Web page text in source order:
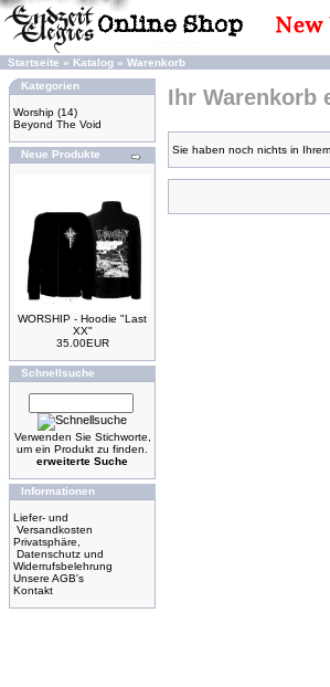
Startseite » Katalog » Warenkorb
Kategorien
Worship (14)
Beyond The Void
Neue Produkte
WORSHIP - Hoodie "Last
XX"
35.00EUR
Schnellsuche
Verwenden Sie Stichworte,
um ein Produkt zu finden.
erweiterte Suche
Informationen
Liefer- und
Versandkosten
Privatsphäre,
Datenschutz und
Widerrufsbelehrung
Unsere AGB's
Kontakt
Ihr Warenkorb
Sie haben noch nichts in